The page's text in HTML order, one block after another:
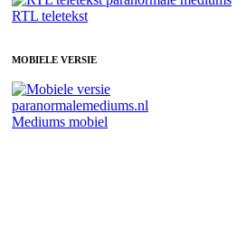
RTL teletekst
MOBIELE VERSIE
Mediums mobiel